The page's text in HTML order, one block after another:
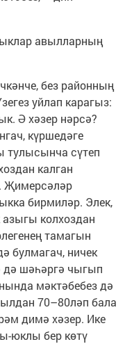
авылларның
без районның
уйлап карагыз:
Ә хәзер нәрсә?
күршедәге
сүтеп
калган
Җимерсәләр
бирмиләр. Элек,
азыгы колхоздан
тамагын
булмагач, ничек
дә шәһәргә чыгып
мәктәбебез дә
70–80ләп бала
димә хәзер. Ике
юклы бер көтү